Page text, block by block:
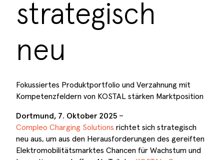
strategisch
neu
Fokussiertes Produktportfolio und Verzahnung mit
Kompetenzfeldern von KOSTAL stärken Marktposition
Dortmund, 7. Oktober 2025 –
Compleo Charging Solutions richtet sich strategisch
neu aus, um aus den Herausforderungen des gereiften
Elektromobilitätsmarktes Chancen für Wachstum und